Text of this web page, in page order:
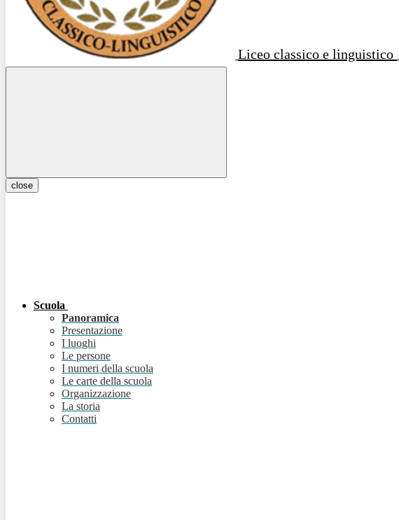
Liceo classico e linguistico
close
Scuola
Panoramica
Presentazione
I luoghi
Le persone
I numeri della scuola
Le carte della scuola
Organizzazione
La storia
Contatti